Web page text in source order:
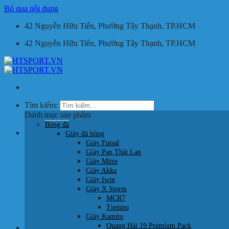
Bỏ qua nội dung
42 Nguyễn Hữu Tiến, Phường Tây Thạnh, TP.HCM
42 Nguyễn Hữu Tiến, Phường Tây Thạnh, TP.HCM
Tìm kiếm:
Giỏ hàng / 0₫
Chưa có sản phẩm trong giỏ hàng.
Quay trở lại cửa hàng
Danh mục sản phẩm
Bóng đá
Giày đá bóng
Giày Futsal
Giày Pan Thái Lan
Giày Mitre
Giày Akka
Giày Iwin
Giày X Storm
MCR7
Tiempo
Giày Kamito
Quang Hải 19 Premium Pack